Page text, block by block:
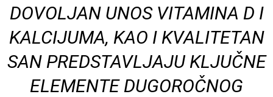
DOVOLJAN UNOS VITAMINA D I
KALCIJUMA, KAO I KVALITETAN
SAN PREDSTAVLJAJU KLJUČNE
ELEMENTE DUGOROČNOG